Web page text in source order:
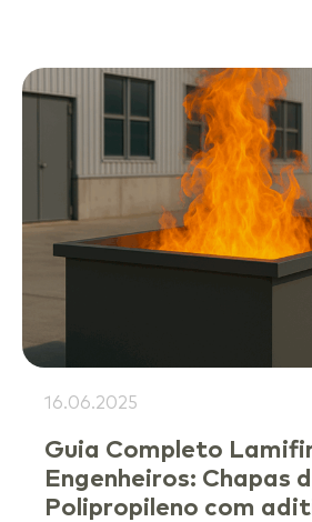
16.06.2025
Guia Completo
Engenheiros: Chapas
Polipropileno com